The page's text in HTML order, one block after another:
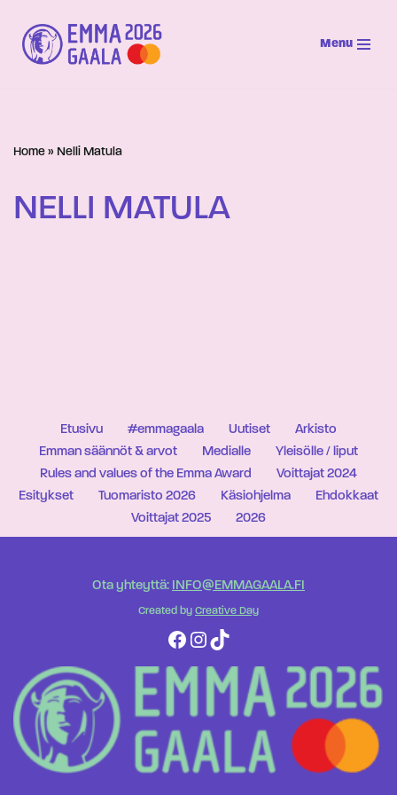
Siirry
suoraan
Menu
Home » Nelli Matula
NELLI MATULA
Etusivu #emmagaala Uutiset
Arkisto
Emman säännöt & arvot
Medialle
Yleisölle / liput
Rules and values of the Emma Award
Voittajat 2024
Esitykset
Tuomaristo 2026 Käsiohjelma
Ehdokkaat
Voittajat 2025
2026
Ota yhteyttä: INFO@EMMAGAALA.FI
Created by Creative Day